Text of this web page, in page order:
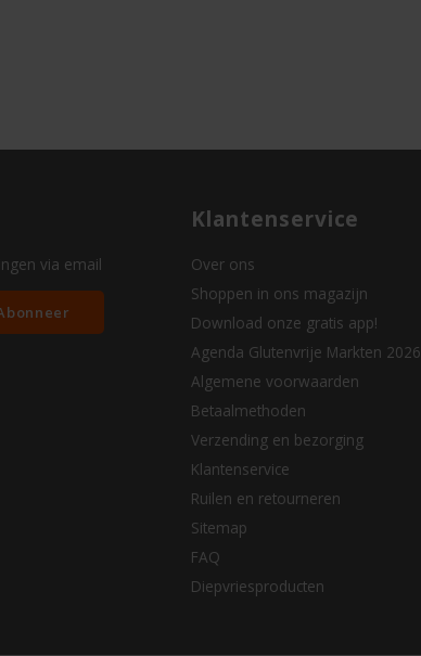
via email
Klantenservice
Over ons
Shoppen in ons magazijn
Download onze gratis app!
Agenda Glutenvrije Markten 2026
Algemene voorwaarden
Betaalmethoden
Verzending en bezorging
Klantenservice
Ruilen en retourneren
Sitemap
FAQ
Diepvriesproducten